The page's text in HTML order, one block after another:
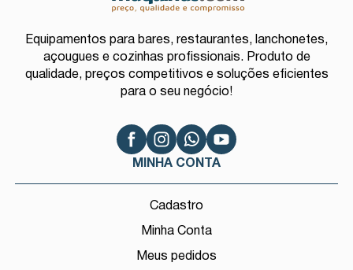
Equipamentos para bares, restaurantes, lanchonetes,
açougues e cozinhas profissionais. Produto de
qualidade, preços competitivos e soluções eficientes
para o seu negócio!
MINHA CONTA
Cadastro
Minha Conta
Meus pedidos